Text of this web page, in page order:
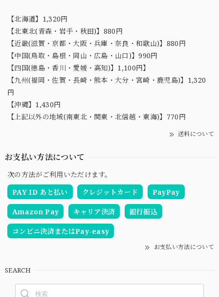
【北海道】1,320円
【北東北(青森・岩手・秋田)】880円
【近畿(滋賀・京都・大阪・兵庫・奈良・和歌山)】880円
【中国(鳥取・島根・岡山・広島・山口)】990円
【四国(徳島・香川・愛媛・高知)】1,100円】
【九州(福岡・佐賀・長崎・熊本・大分・宮崎・鹿児島)】1,320
円
【沖縄】1,430円
【上記以外の地域(南東北・関東・北信越・東海)】770円
送料について
お支払い方法について
次の方法がご利用いただけます。
PAY ID あと払い
クレジットカード PayPay
Amazon Pay キャリア決済 銀行振込
コンビニ決済またはPay-easy
お支払い方法について
SEARCH